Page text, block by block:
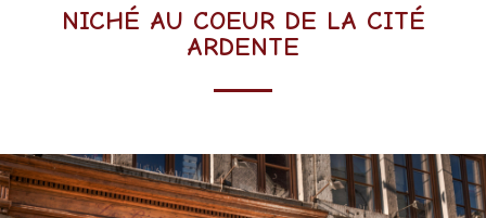
NICHÉ AU COEUR DE LA CITÉ
ARDENTE